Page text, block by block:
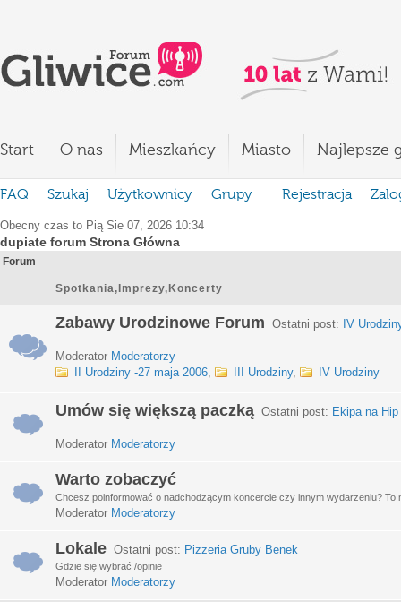
Start O nas Mieszkańcy Miasto Najlepsze
FAQ Szukaj Użytkownicy Grupy Rejestracja
Obecny czas to Pią Sie 07, 2026 10:34
dupiate forum Strona Główna
Forum
Spotkania,Imprezy,Koncerty
Zabawy Urodzinowe Forum Ostatni post: IV
Moderator Moderatorzy
II Urodziny -27 maja 2006, III Urodziny, IV Urodziny
Umów się większą paczką Ostatni post: Ekipa na
Moderator Moderatorzy
Warto zobaczyć
Chcesz poinformować o nadchodzącym koncercie czy innym wydarzeniu? To
Moderator Moderatorzy
Lokale Ostatni post: Pizzeria Gruby Benek
Gdzie się wybrać /opinie
Moderator Moderatorzy